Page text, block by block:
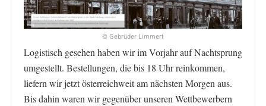
© Gebrüder Limmert
Logistisch gesehen haben wir im Vorjahr auf Nachtsprung
umgestellt. Bestellungen, die bis 18 Uhr reinkommen,
liefern wir jetzt österreichweit am nächsten Morgen aus.
Bis dahin waren wir gegenüber unseren Wettbewerbern